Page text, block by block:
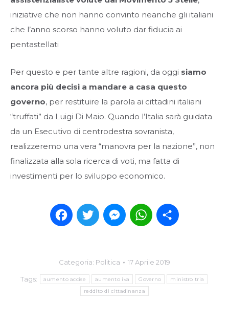
iniziative che non hanno convinto neanche gli italiani
che l’anno scorso hanno voluto dar fiducia ai
pentastellati
Per questo e per tante altre ragioni, da oggi siamo
ancora più decisi a mandare a casa questo
governo, per restituire la parola ai cittadini italiani
“truffati” da Luigi Di Maio. Quando l’Italia sarà guidata
da un Esecutivo di centrodestra sovranista,
realizzeremo una vera “manovra per la nazione”, non
finalizzata alla sola ricerca di voti, ma fatta di
investimenti per lo sviluppo economico.
FacebookTwitter MessengerWhatsApp
Categoria: Politica 17 Aprile 2019
Tags: aumento accise aumento iva Governo
ministro tria
reddito di cittadinanza